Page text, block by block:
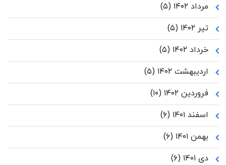
مرداد ۱۴۰۲
(۵)
تیر ۱۴۰۲
(۵)
خرداد ۱۴۰۲
(۵)
اردیبهشت ۱۴۰۲
(۵)
فروردین ۱۴۰۲
(۱۰)
اسفند ۱۴۰۱
(۶)
بهمن ۱۴۰۱
(۶)
دی ۱۴۰۱
(۶)